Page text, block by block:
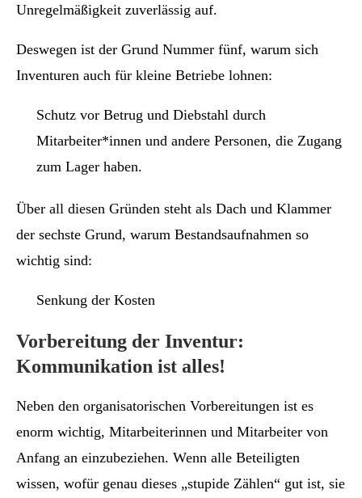
Unregelmäßigkeit zuverlässig auf.
Deswegen ist der Grund Nummer fünf, warum sich
Inventuren auch für kleine Betriebe lohnen:
Schutz vor Betrug und Diebstahl durch
Mitarbeiter*innen und andere Personen, die Zugang
zum Lager haben.
Über all diesen Gründen steht als Dach und Klammer
der sechste Grund, warum Bestandsaufnahmen so
wichtig sind:
Senkung der Kosten
Vorbereitung der Inventur:
Kommunikation ist alles!
Neben den organisatorischen Vorbereitungen ist es
enorm wichtig, Mitarbeiterinnen und Mitarbeiter von
Anfang an einzubeziehen. Wenn alle Beteiligten
wissen, wofür genau dieses „stupide Zählen“ gut ist, sie